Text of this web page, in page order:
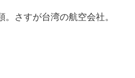
。さすが台湾の航空会社。